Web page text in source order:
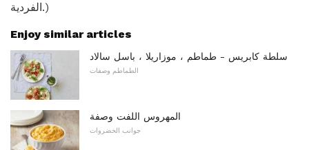
الفردية.)
Enjoy similar articles
سلطة كابريس - طماطم ، موزاريلا ، باسل سالاد
الطماطم وصفات
المهروس اللفت وصفة
جوانب الخضروات